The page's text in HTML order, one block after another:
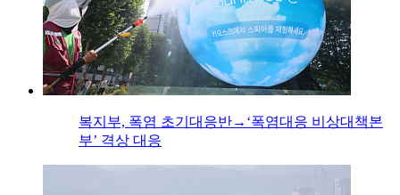
복지부, 폭염 초기대응반→‘폭염대응 비상대책본
부’ 격상 대응